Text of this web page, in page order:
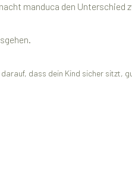
manduca den
dass dein Kind sicher sitzt,